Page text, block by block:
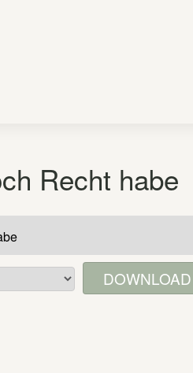
Recht habe
DOWNLOAD